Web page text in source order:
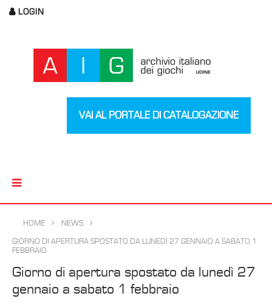
LOGIN
VAI AL PORTALE DI CATALOGAZIONE
HOME
NEWS
GIORNO DI APERTURA SPOSTATO DA LUNEDÌ 27 GENNAIO A SABATO 1
FEBBRAIO
Giorno di apertura spostato da lunedì 27
gennaio a sabato 1 febbraio